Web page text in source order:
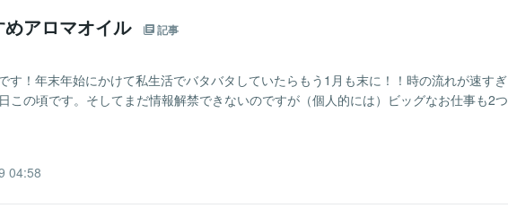
アロマオイル 記事
す！年末年始にかけて私生活でバタバタしていたらもう1月も末に！！時の流れが速すぎ
この頃です。そしてまだ情報解禁できないのですが（個人的には）ビッグなお仕事も2つ
04:58